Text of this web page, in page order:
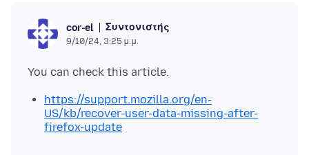
cor-el Συντονιστής
9/10/24, 3:25 μ.μ.
https://support.mozilla.org/en-
US/kb/recover-user-data-missing-after-
firefox-update